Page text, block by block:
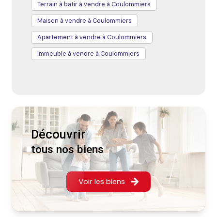
Terrain à batir à vendre à Coulommiers
Maison à vendre à Coulommiers
Apartement à vendre à Coulommiers
Immeuble à vendre à Coulommiers
Découvrir
tous nos biens
Voir les biens
patrimoine immobilier sur le long terme.